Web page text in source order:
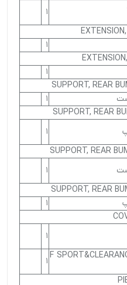
1
1
1
SUPPORT, REAR
1
SUPPORT, REAR
1
SUPPORT, REAR
1
SUPPORT, REAR
1
1
F
1